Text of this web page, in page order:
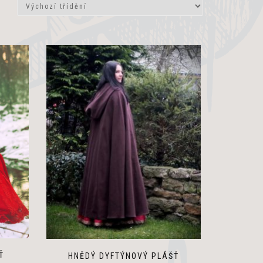
HNĚDÝ DYFTÝNOVÝ PLÁŠŤ